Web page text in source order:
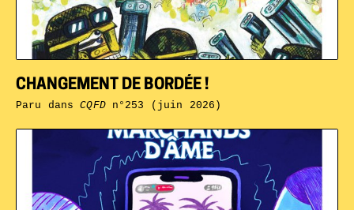
CHANGEMENT DE BORDÉE !
Paru dansCQFDn°253 (juin 2026)